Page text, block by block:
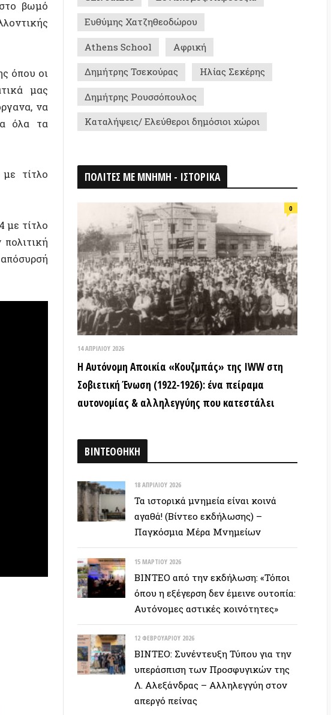
ΠΟΛΙΤΕΣ ΜΕ ΜΝΗΜΗ - ΙΣΤΟΡΙΚΑ
Σοβιετική Ένωση (1922-1926): ένα πείραμα
αυτονομίας & αλληλεγγύης που κατεστάλει
ΒΙΝΤΕΟΘΗΚΗ
18 ΑΠΡΙΛΊΟΥ 2026
Τα ιστορικά μνημεία είναι κοινά
αγαθά! (Βίντεο εκδήλωσης) –
Παγκόσμια Μέρα Μνημείων
15 ΜΑΡΤΊΟΥ 2026
ΒΙΝΤΕΟ από την εκδήλωση: «Τόποι
όπου η εξέγερση δεν έμεινε ουτοπία:
Λ. Αλεξάνδρας – Αλληλεγγύη στον
απεργό πείνας
ΣΥΝΕΝΤΕΥΞΕΙΣ
28 ΙΟΥΝΊΟΥ 2026
Colin Ward: Ο σπόρος κάτω απο το
χιόνι (Autonomedia, 2001)
15 ΙΟΥΝΊΟΥ 2026
Συνέντευξη Zygmunt Bauman: Η
ρευστή νεωτερικότητα
(Autonomedia, 2001)